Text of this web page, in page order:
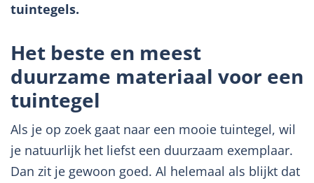
tuintegels.
Het beste en meest
duurzame materiaal voor een
tuintegel
Als je op zoek gaat naar een mooie tuintegel, wil
je natuurlijk het liefst een duurzaam exemplaar.
Dan zit je gewoon goed. Al helemaal als blijkt dat